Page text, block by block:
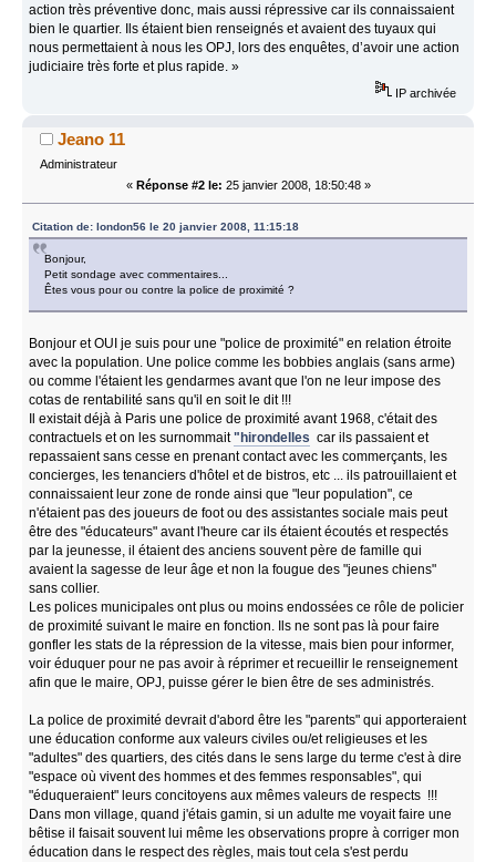
action très préventive donc, mais aussi répressive car ils connaissaient
bien le quartier. Ils étaient bien renseignés et avaient des tuyaux qui
nous permettaient à nous les OPJ, lors des enquêtes, d’avoir une action
judiciaire très forte et plus rapide. »
IP archivée
Jeano 11
Administrateur
« Réponse #2 le: 25 janvier 2008, 18:50:48 »
Citation de: london56 le 20 janvier 2008, 11:15:18
Bonjour,
Petit sondage avec commentaires...
Êtes vous pour ou contre la police de proximité ?
Bonjour et OUI je suis pour une "police de proximité" en relation étroite
avec la population. Une police comme les bobbies anglais (sans arme)
ou comme l'étaient les gendarmes avant que l'on ne leur impose des
cotas de rentabilité sans qu'il en soit le dit !!!
Il existait déjà à Paris une police de proximité avant 1968, c'était des
contractuels et on les surnommait"hirondelles car ils passaient et
repassaient sans cesse en prenant contact avec les commerçants, les
concierges, les tenanciers d'hôtel et de bistros, etc ... ils patrouillaient et
connaissaient leur zone de ronde ainsi que "leur population", ce
n'étaient pas des joueurs de foot ou des assistantes sociale mais peut
être des "éducateurs" avant l'heure car ils étaient écoutés et respectés
par la jeunesse, il étaient des anciens souvent père de famille qui
avaient la sagesse de leur âge et non la fougue des "jeunes chiens"
sans collier.
Les polices municipales ont plus ou moins endossées ce rôle de policier
de proximité suivant le maire en fonction. Ils ne sont pas là pour faire
gonfler les stats de la répression de la vitesse, mais bien pour informer,
voir éduquer pour ne pas avoir à réprimer et recueillir le renseignement
afin que le maire, OPJ, puisse gérer le bien être de ses administrés.
La police de proximité devrait d'abord être les "parents" qui apporteraient
une éducation conforme aux valeurs civiles ou/et religieuses et les
"adultes" des quartiers, des cités dans le sens large du terme c'est à dire
"espace où vivent des hommes et des femmes responsables", qui
"éduqueraient" leurs concitoyens aux mêmes valeurs de respects !!!
Dans mon village, quand j'étais gamin, si un adulte me voyait faire une
bêtise il faisait souvent lui même les observations propre à corriger mon
éducation dans le respect des règles, mais tout cela s'est perdu